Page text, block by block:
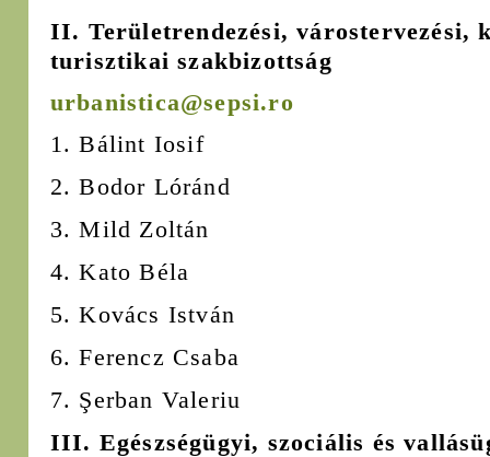
II. Területrendezési, várostervezési,
turisztikai szakbizottság
urbanistica@sepsi.ro
1. Bálint Iosif
2. Bodor Lóránd
3. Mild Zoltán
4. Kato Béla
5. Kovács István
6. Ferencz Csaba
7. Şerban Valeriu
III. Egészségügyi, szociális és